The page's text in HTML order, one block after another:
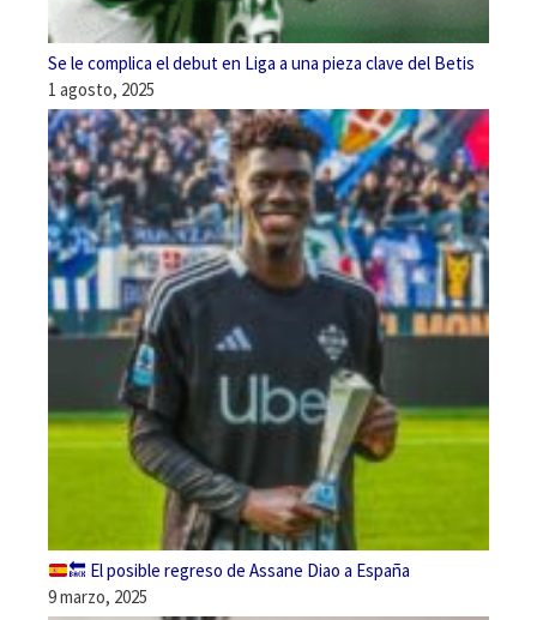
Se le complica el debut en Liga a una pieza clave del Betis
1 agosto, 2025
🔙 El posible regreso de Assane Diao a España
9 marzo, 2025